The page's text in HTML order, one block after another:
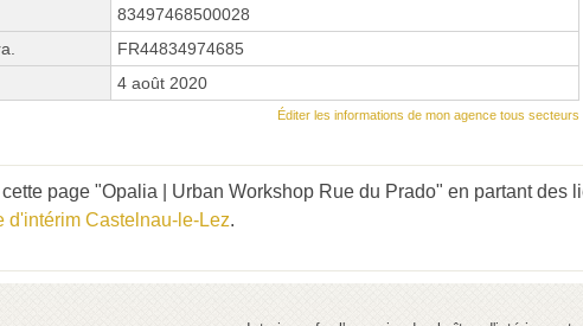
83497468500028
FR44834974685
4 août 2020
Éditer les informations de mon agence tous secteurs
page "Opalia | Urban Workshop Rue du Prado" en partant des
d'intérim Castelnau-le-Lez.